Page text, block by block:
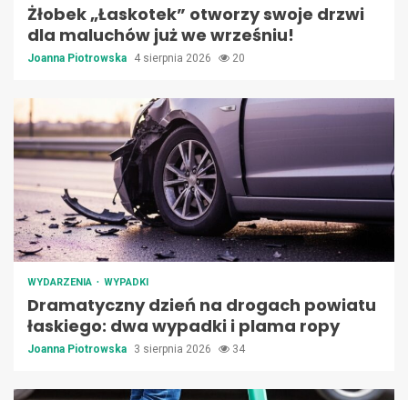
Żłobek „Łaskotek” otworzy swoje drzwi
dla maluchów już we wrześniu!
Joanna Piotrowska 4 sierpnia 2026 20
WYDARZENIA WYPADKI
Dramatyczny dzień na drogach powiatu
łaskiego: dwa wypadki i plama ropy
Joanna Piotrowska 3 sierpnia 2026 34